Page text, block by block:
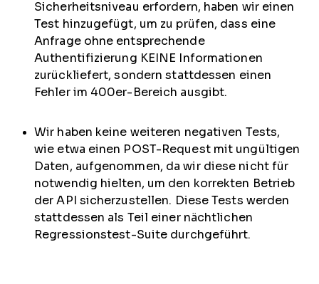
Sicherheitsniveau erfordern, haben wir einen
Test hinzugefügt, um zu prüfen, dass eine
Anfrage ohne entsprechende
Authentifizierung KEINE Informationen
zurückliefert, sondern stattdessen einen
Fehler im 400er-Bereich ausgibt.
Wir haben keine weiteren negativen Tests,
wie etwa einen POST-Request mit ungültigen
Daten, aufgenommen, da wir diese nicht für
notwendig hielten, um den korrekten Betrieb
der API sicherzustellen. Diese Tests werden
stattdessen als Teil einer nächtlichen
Regressionstest-Suite durchgeführt.